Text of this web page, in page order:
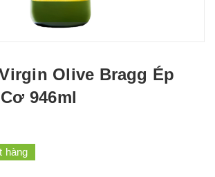
Olive Bragg Ép
946ml
hàng